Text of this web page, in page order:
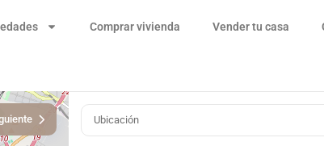
Comprar vivienda Vender tu casa